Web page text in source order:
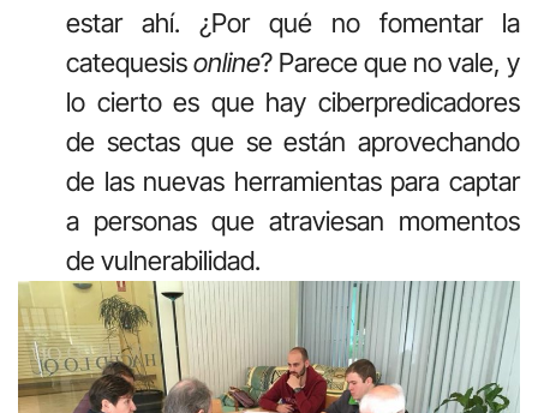
estar ahí. ¿Por qué no fomentar la
catequesisonline? Parece que no vale, y
lo cierto es que hay ciberpredicadores
de sectas que se están aprovechando
de las nuevas herramientas para captar
a personas que atraviesan momentos
de vulnerabilidad.